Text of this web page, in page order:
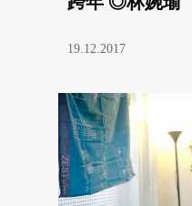
19.12.2017